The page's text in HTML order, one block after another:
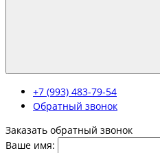
+7 (993) 483-79-54
Обратный звонок
Заказать обратный звонок
Ваше имя: